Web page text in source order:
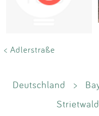
< Adlerstraße
Deutschland >
Strietwald